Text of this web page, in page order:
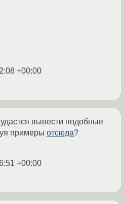
+00:00
вывести подобные
примеры отсюда?
+00:00